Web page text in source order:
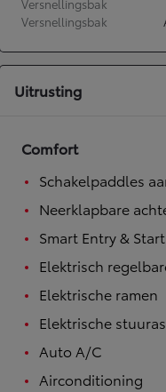
Versnellingsbak
Versnellingsbak
Uitrusting
Comfort
Schakelpaddles
Neerklapbare
Smart Entry &
Elektrisch
Elektrische ramen
Elektrische
Auto A/C
Airconditioning